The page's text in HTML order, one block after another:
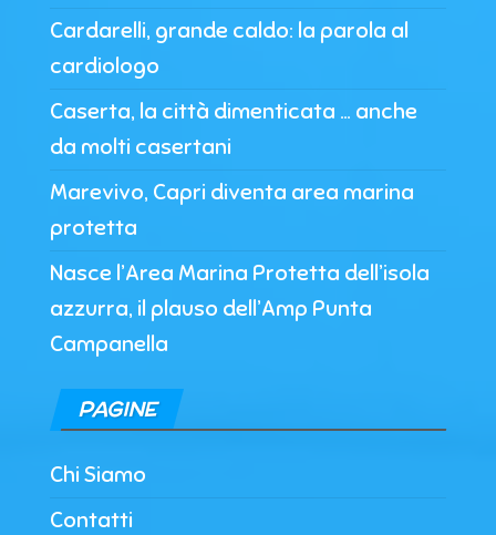
Cardarelli, grande caldo: la parola al
cardiologo
Caserta, la città dimenticata … anche
da molti casertani
Marevivo, Capri diventa area marina
protetta
Nasce l’Area Marina Protetta dell’isola
azzurra, il plauso dell’Amp Punta
Campanella
PAGINE
Chi Siamo
Contatti